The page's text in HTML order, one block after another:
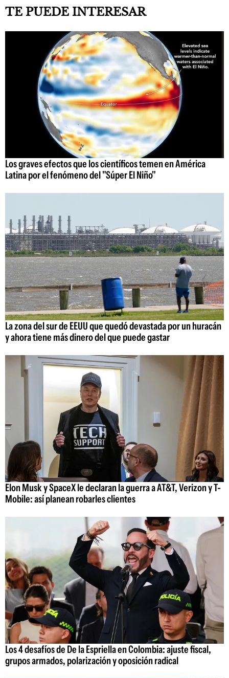
TE PUEDE INTERESAR
Los graves efectos que los científicos temen en América
Latina por el fenómeno del "Súper El Niño"
La zona del sur de EEUU que quedó devastada por un huracán
y ahora tiene más dinero del que puede gastar
Elon Musk y SpaceX le declaran la guerra a AT&T, Verizon y T-
Mobile: así planean robarles clientes
Los 4 desafíos de De la Espriella en Colombia: ajuste fiscal,
grupos armados, polarización y oposición radical